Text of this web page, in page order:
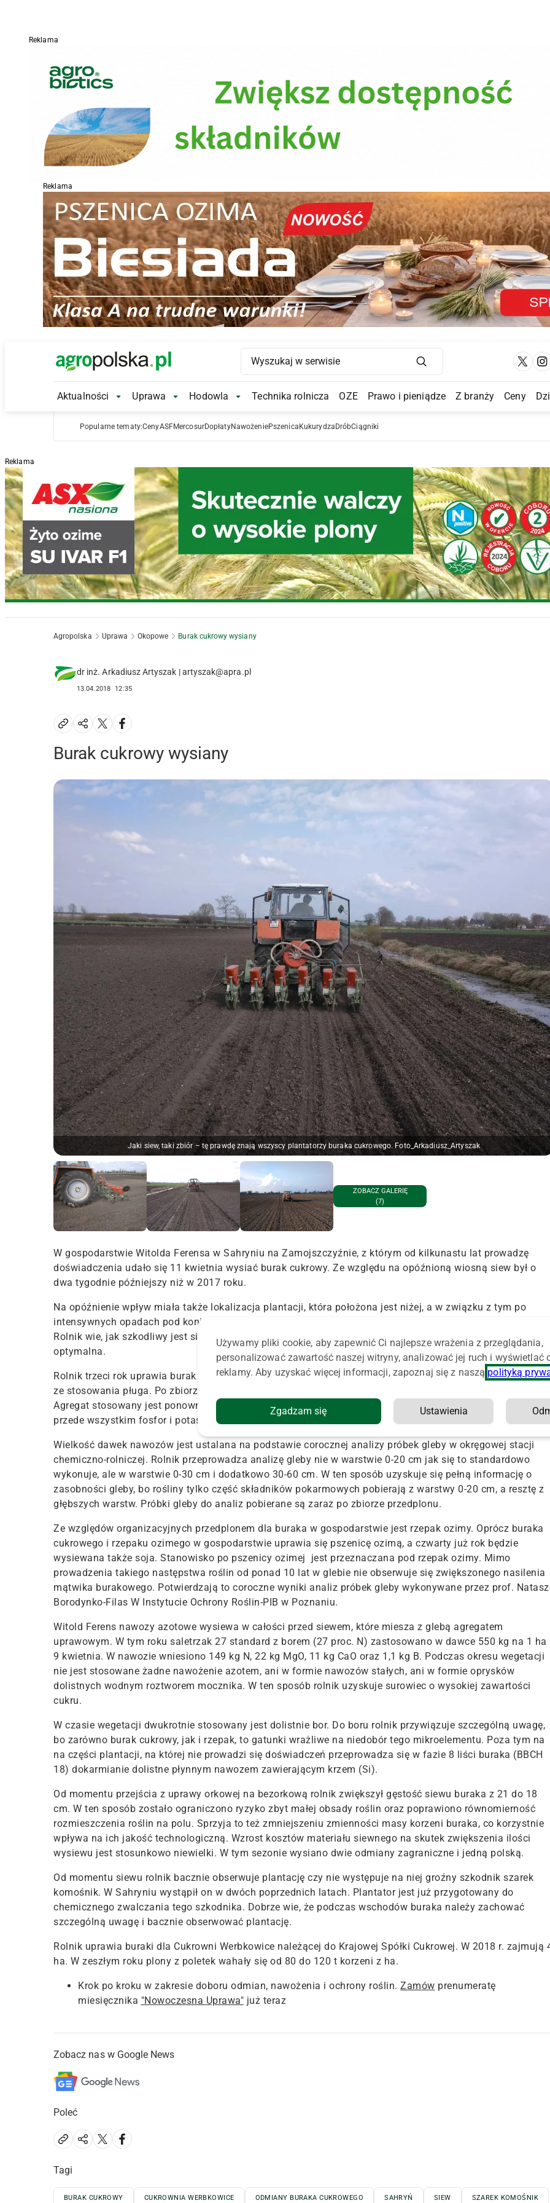
Reklama
Reklama
Main Logo
Main Navigation
Aktualności Aktualności Submenu
Uprawa Uprawa Submenu
Hodowla Hodowla Submenu
Technika rolnicza OZE Prawo i pieniądze Z branży Ceny
Popularne tematy:CenyASFMercosurDopłatyNawożeniePszenica Kukurydza DróbCiągniki
Reklama
Agropolska Uprawa Okopowe Burak cukrowy wysiany
dr inż. Arkadiusz Artyszak | artyszak@apra.pl
13.04.2018 12:35
Burak cukrowy wysiany
Jaki siew, taki zbiór – tę prawdę znają wszyscy plantatorzy buraka cukrowego. Foto_Arkadiusz_Artyszak
ZOBACZ GALERIĘ
(7)
W gospodarstwie Witolda Ferensa w Sahryniu na Zamojszczyźnie, z którym od kilkunastu lat prowadzę
doświadczenia udało się 11 kwietnia wysiać burak cukrowy. Ze względu na opóźnioną wiosną siew był o
dwa tygodnie późniejszy niż w 2017 roku.
Na opóźnienie wpływ miała także lokalizacja plantacji, która położona jest niżej, a w związku z tym po
intensywnych opadach pod koniec zeszłego roku dłużej utrzymywało się na niej większe uwilgotnienie.
Rolnik wie, jak szkodliwy jest siew w zbyt mokrą rolę, dlatego odczekał dwa dni aż wilgotność gleby będzie
optymalna.
Rolnik trzeci rok uprawia burak cukrowy w technologii bezorkowej i jak na razie jest zadowolony z
ze stosowania pługa. Po zbiorze przedplonu wykonuje płytką uprawę pożniwną agregatem ścierniskowym.
Agregat stosowany jest ponownie jesienią w celu wymieszania nawozu wieloskładnikowego zawierającego
przede wszystkim fosfor i potas i wówczas pracuje na większej głębokości.
Wielkość dawek nawozów jest ustalana na podstawie corocznej analizy próbek gleby w okręgowej stacji
chemiczno-rolniczej. Rolnik przeprowadza analizę gleby nie w warstwie 0-20 cm jak się to standardowo
wykonuje, ale w warstwie 0-30 cm i dodatkowo 30-60 cm. W ten sposób uzyskuje się pełną informację o
zasobności gleby, bo rośliny tylko część składników pokarmowych pobierają z warstwy 0-20 cm, a resztę z
głębszych warstw. Próbki gleby do analiz pobierane są zaraz po zbiorze przedplonu.
Ze względów organizacyjnych przedplonem dla buraka w gospodarstwie jest rzepak ozimy. Oprócz buraka
cukrowego i rzepaku ozimego w gospodarstwie uprawia się pszenicę ozimą, a czwarty już rok będzie
wysiewana także soja. Stanowisko po pszenicy ozimej jest przeznaczana pod rzepak ozimy. Mimo
prowadzenia takiego następstwa roślin od ponad 10 lat w glebie nie obserwuje się zwiększonego nasilenia
mątwika burakowego. Potwierdzają to coroczne wyniki analiz próbek gleby wykonywane przez prof.
Borodynko-Filas W Instytucie Ochrony Roślin-PIB w Poznaniu.
Witold Ferens nawozy azotowe wysiewa w całości przed siewem, które miesza z glebą agregatem
uprawowym. W tym roku saletrzak 27 standard z borem (27 proc. N) zastosowano w dawce 550 kg na 1 ha
9 kwietnia. W nawozie wniesiono 149 kg N, 22 kg MgO, 11 kg CaO oraz 1,1 kg B. Podczas okresu wegetacji
nie jest stosowane żadne nawożenie azotem, ani w formie nawozów stałych, ani w formie oprysków
dolistnych wodnym roztworem mocznika. W ten sposób rolnik uzyskuje surowiec o wysokiej zawartości
cukru.
W czasie wegetacji dwukrotnie stosowany jest dolistnie bor. Do boru rolnik przywiązuje szczególną uwagę,
bo zarówno burak cukrowy, jak i rzepak, to gatunki wrażliwe na niedobór tego mikroelementu. Poza tym na
na części plantacji, na której nie prowadzi się doświadczeń przeprowadza się w fazie 8 liści buraka (BBCH
18) dokarmianie dolistne płynnym nawozem zawierającym krzem (Si).
Od momentu przejścia z uprawy orkowej na bezorkową rolnik zwiększył gęstość siewu buraka z 21 do 18
cm. W ten sposób zostało ograniczono ryzyko zbyt małej obsady roślin oraz poprawiono równomierność
rozmieszczenia roślin na polu. Sprzyja to też zmniejszeniu zmienności masy korzeni buraka, co korzystnie
wpływa na ich jakość technologiczną. Wzrost kosztów materiału siewnego na skutek zwiększenia ilości
wysiewu jest stosunkowo niewielki. W tym sezonie wysiano dwie odmiany zagraniczne i jedną polską.
Od momentu siewu rolnik bacznie obserwuje plantację czy nie występuje na niej groźny szkodnik szarek
komośnik. W Sahryniu wystąpił on w dwóch poprzednich latach. Plantator jest już przygotowany do
chemicznego zwalczania tego szkodnika. Dobrze wie, że podczas wschodów buraka należy zachować
szczególną uwagę i bacznie obserwować plantację.
Rolnik uprawia buraki dla Cukrowni Werbkowice należącej do Krajowej Spółki Cukrowej. W 2018 r. zajmują
ha. W zeszłym roku plony z poletek wahały się od 80 do 120 t korzeni z ha.
Krok po kroku w zakresie doboru odmian, nawożenia i ochrony roślin. Zamów prenumeratę
miesięcznika "Nowoczesna Uprawa" już teraz
Zobacz nas w Google News
Poleć
Tagi
BURAK CUKROWY CUKROWNIA WERBKOWICE ODMIANY BURAKA CUKROWEGO SAHRYŃ SIEW SZAREK KOMOŚNIK
Używamy pliki cookie, aby zapewnić Ci najlepsze wrażenia z przeglądania,
personalizować zawartość naszej witryny, analizować jej ruch i wyświetlać
reklamy. Aby uzyskać więcej informacji, zapoznaj się z naszą polityką
Zgadzam się Ustawienia